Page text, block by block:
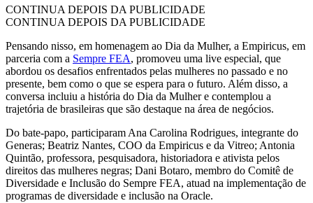
CONTINUA DEPOIS DA PUBLICIDADE
CONTINUA DEPOIS DA PUBLICIDADE
Pensando nisso, em homenagem ao Dia da Mulher, a Empiricus, em
parceria com a Sempre FEA, promoveu uma live especial, que
abordou os desafios enfrentados pelas mulheres no passado e no
presente, bem como o que se espera para o futuro. Além disso, a
conversa incluiu a história do Dia da Mulher e contemplou a
trajetória de brasileiras que são destaque na área de negócios.
Do bate-papo, participaram Ana Carolina Rodrigues, integrante do
Generas; Beatriz Nantes, COO da Empiricus e da Vitreo; Antonia
Quintão, professora, pesquisadora, historiadora e ativista pelos
direitos das mulheres negras; Dani Botaro, membro do Comitê de
Diversidade e Inclusão do Sempre FEA, atuad na implementação de
programas de diversidade e inclusão na Oracle.